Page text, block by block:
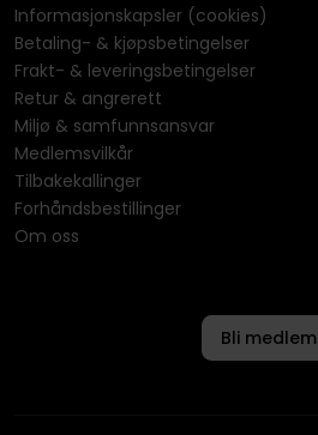
Informasjonskapsler (cookies)
Betaling- & kjøpsbetingelser
Frakt- & leveringsbetingelser
Retur & angrerett
Miljø & samfunnsansvar
Medlemsvilkår
Tilbakekallinger
Forhåndsbestillinger
Om oss
Bli medlem